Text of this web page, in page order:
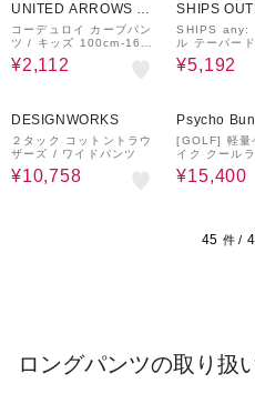
UNITED ARROWS O
UTLET
コーデュロイ カーブパン
ツ / キッズ 100cm-160
cm ストレッチ
¥2,112
SHIPS
SHIPS any:
ル テーパー
AVY BLUE］
¥5,192
DESIGNWORKS
２タック コットントラウ
ザーズ / ワイドパンツ
¥10,758
Psycho
[GOLF] 軽量ペーパーラ
イク クール
トレッチパン
¥15,400
45 件 /
ロングパンツの取り扱